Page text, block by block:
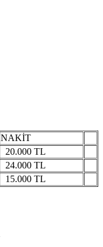
NAKİT
20.000 TL
24.000 TL
15.000 TL